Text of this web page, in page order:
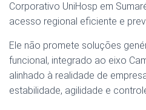
Corporativo UniHosp em
acesso regional eficiente e
Ele não promete soluções
funcional, integrado ao eixo
alinhado à realidade de
estabilidade, agilidade e